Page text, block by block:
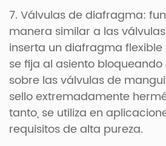
7. Válvulas de diafragma:
manera similar a las
inserta un diafragma
se fija al asiento bloqueando
sobre las válvulas de
sello extremadamente
tanto, se utiliza en
requisitos de alta pureza.